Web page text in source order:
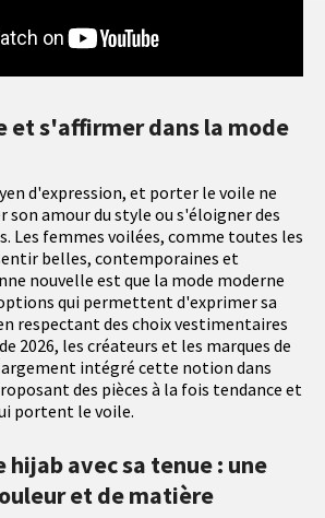
et s'affirmer dans la mode
d'expression, et porter le voile ne
son amour du style ou s'éloigner des
Les femmes voilées, comme toutes les
belles, contemporaines et
nouvelle est que la mode moderne
qui permettent d'exprimer sa
respectant des choix vestimentaires
2026, les créateurs et les marques de
intégré cette notion dans
des pièces à la fois tendance et
portent le voile.
hijab avec sa tenue : une
et de matière